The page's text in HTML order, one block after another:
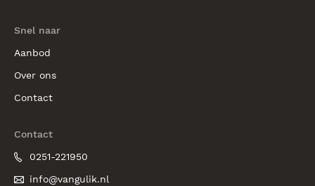
Snel naar
Aanbod
Over ons
Contact
Contact
0251-221950
info@vangulik.nl